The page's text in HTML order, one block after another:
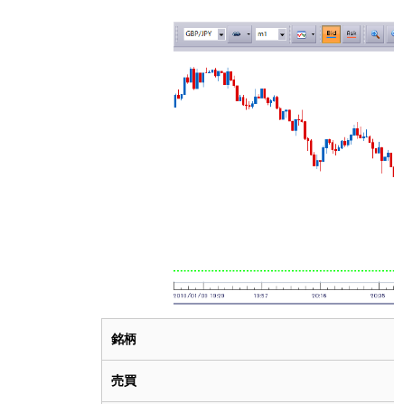
銘柄
売買